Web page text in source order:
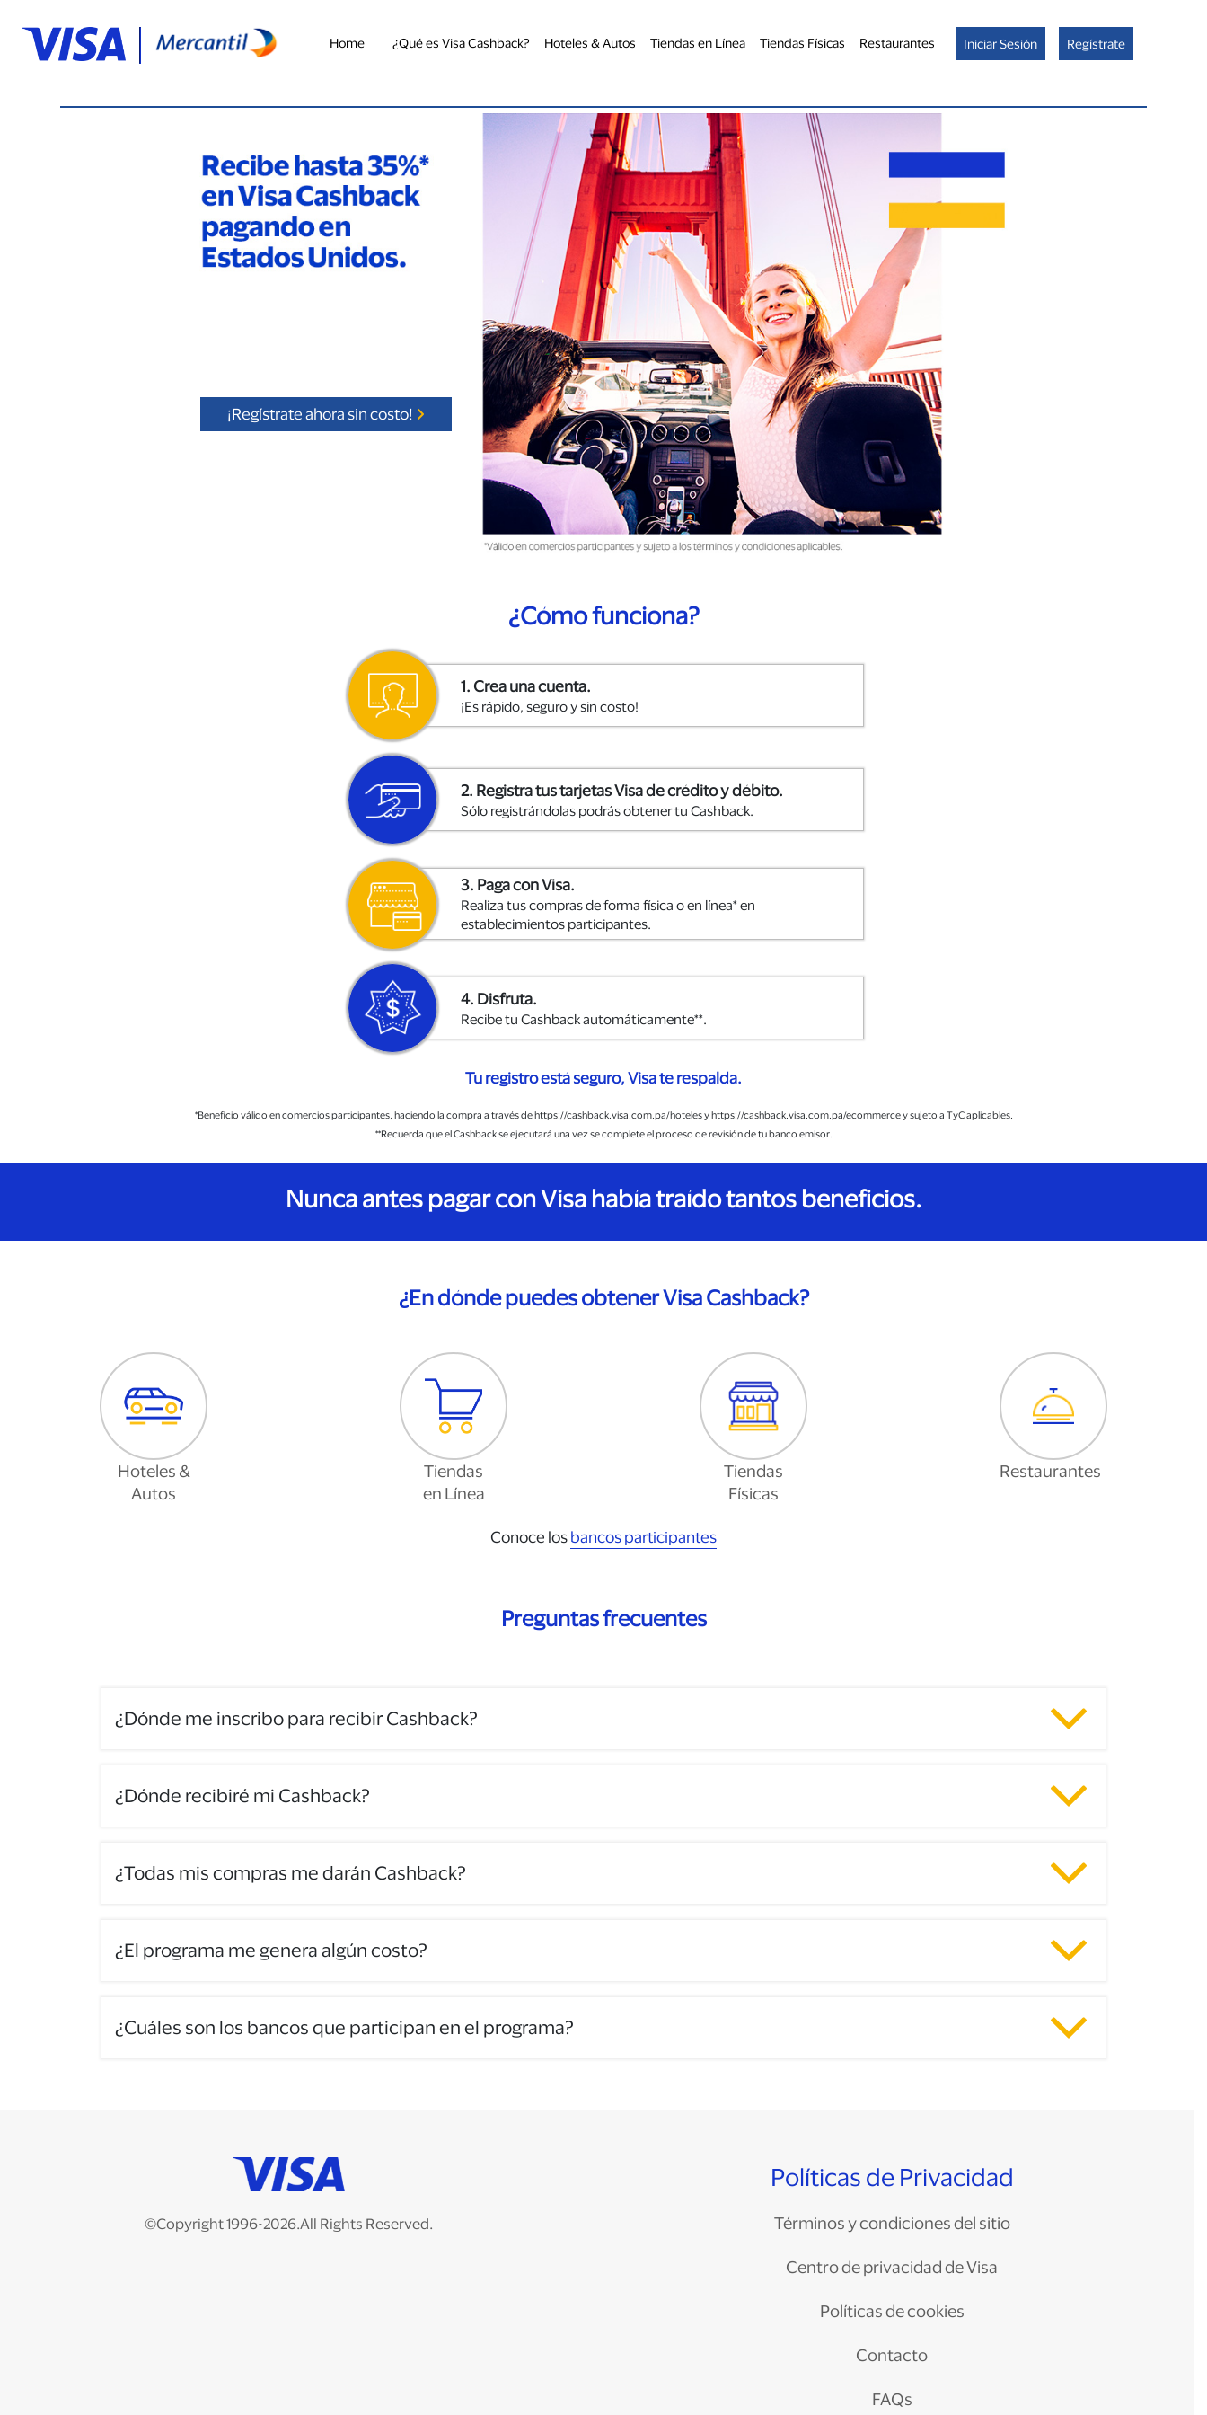
Home ¿Qué es Visa Cashback? Hoteles & Autos Tiendas en Línea Tiendas Físicas Restaurantes Iniciar Sesión Regístrate
¡Regístrate ahora sin costo!
¿Cómo funciona?
1. Crea una cuenta.
¡Es rápido, seguro y sin costo!
2. Registra tus tarjetas Visa de crédito y débito.
Sólo registrándolas podrás obtener tu Cashback.
3. Paga con Visa.
Realiza tus compras de forma física o en línea* en
establecimientos participantes.
4. Disfruta.
Recibe tu Cashback automáticamente**.
Tu registro está seguro, Visa te respalda.
*Beneficio válido en comercios participantes, haciendo la compra a través de https://cashback.visa.com.pa/hoteles y https://cashback.visa.com.pa/ecommerce y sujeto a TyC aplicables.
**Recuerda que el Cashback se ejecutará una vez se complete el proceso de revisión de tu banco emisor.
Nunca antes pagar con Visa había traído tantos beneficios.
¿En dónde puedes obtener Visa Cashback?
Hoteles &
Autos
Tiendas
en Línea
Tiendas
Físicas
Restaurantes
Conoce los bancos participantes
Preguntas frecuentes
¿Dónde me inscribo para recibir Cashback?
¿Dónde recibiré mi Cashback?
¿Todas mis compras me darán Cashback?
¿El programa me genera algún costo?
¿Cuáles son los bancos que participan en el programa?
©Copyright 1996-2026.All Rights Reserved.
Políticas de Privacidad
Términos y condiciones del sitio
Centro de privacidad de Visa
Políticas de cookies
Contacto
FAQs